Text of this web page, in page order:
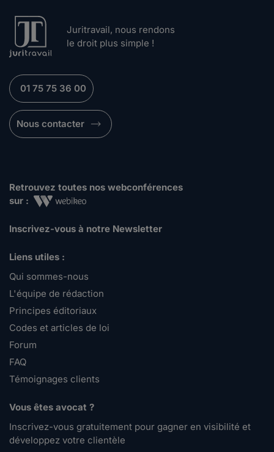
Juritravail, nous rendons
le droit plus simple !
01 75 75 36 00
Nous contacter
Retrouvez toutes nos webconférences
sur :
Inscrivez-vous à notre Newsletter
Liens utiles :
Qui sommes-nous
L'équipe de rédaction
Principes éditoriaux
Codes et articles de loi
Forum
FAQ
Témoignages clients
Vous êtes avocat ?
Inscrivez-vous gratuitement pour gagner en visibilité et
développez votre clientèle